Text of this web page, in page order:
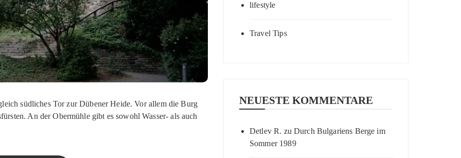
südliches Tor zur Dübener Heide. Vor allem die Burg
An der Obermühle gibt es sowohl Wasser- als auch
lifestyle
Travel Tips
NEUESTE KOMMENTARE
Detlev R. zu Durch Bulgariens Berge im
Sommer 1989